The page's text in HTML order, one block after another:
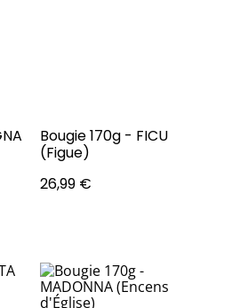
Bougie 170g - FICU
(Figue)
26,99 €